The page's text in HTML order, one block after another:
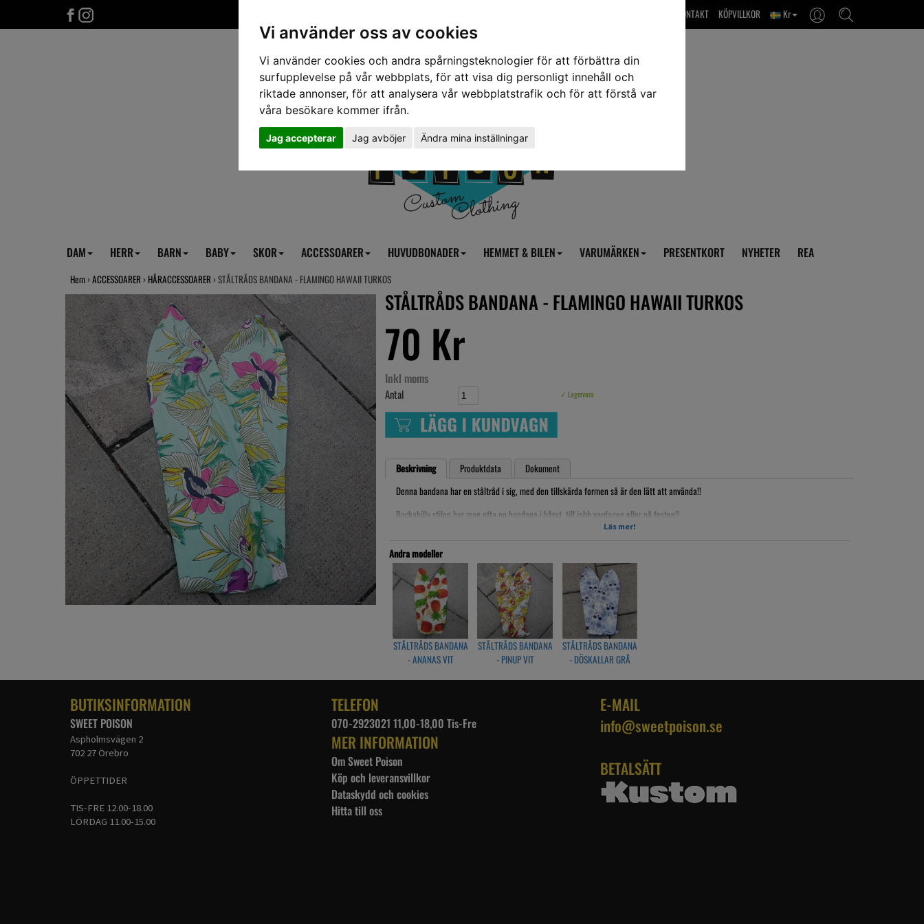
Vi använder oss av cookies
Vi använder cookies och andra spårningsteknologier för att förbättra din
surfupplevelse på vår webbplats, för att visa dig personligt innehåll och
riktade annonser, för att analysera vår webbplatstrafik och för att förstå var
våra besökare kommer ifrån.
Jag accepterar Jag avböjer Ändra mina inställningar
Kr
KÖPVILLKOR
OM OSS & KONTAKT
DAM HERR BARN BABY SKOR ACCESSOARER HUVUDBONADER HEMMET & BILEN VARUMÄRKEN PRESENTKORT NYHETER REA
Hem ›ACCESSOARER › HÅRACCESSOARER › STÅLTRÅDS BANDANA - FLAMINGO HAWAII TURKOS
STÅLTRÅDS BANDANA - FLAMINGO HAWAII TURKOS
70 Kr
Inkl moms
Antal ✓ Lagervara
Beskrivning Produktdata
Dokument
Denna bandana har en ståltråd i sig, med den tillskärda formen så är den lätt att använda!!
Rockabilly stilen har man ofta en bandana i håret, till jobb vardagen eller på festen!!
Läs mer!
Andra modeller
STÅLTRÅDS BANDANA
- ANANAS VIT
STÅLTRÅDS BANDANA
- PINUP VIT
STÅLTRÅDS BANDANA
- DÖSKALLAR GRÅ
BUTIKSINFORMATION
SWEET POISON
Aspholmsvägen 2
702 27 Örebro
ÖPPETTIDER
TIS-FRE 12.00-18.00
LÖRDAG 11.00-15.00
TELEFON
070-2923021 11,00-18,00 Tis-Fre
MER INFORMATION
Om Sweet Poison
Köp och leveransvillkor
Dataskydd och cookies
Hitta till oss
E-MAIL
info@sweetpoison.se
BETALSÄTT